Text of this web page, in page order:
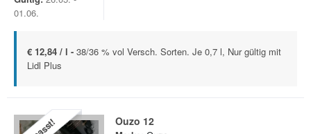
01.06.
€ 12,84 / l - 38/36 % vol Versch. Sorten. Je 0,7 l, Nur gültig mit
Lidl Plus
Ouzo 12